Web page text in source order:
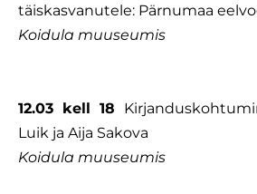
täiskasvanutele: Pärnumaa
Koidula muuseumis
12.03 kell 18
Luik ja Aija Sakova
Koidula muuseumis